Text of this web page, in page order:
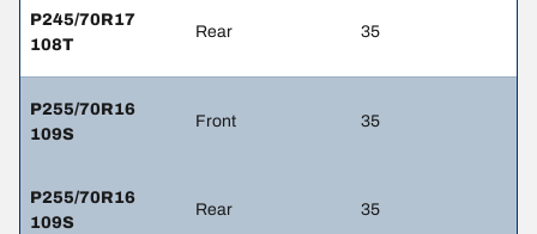
P245/70R17
108T
Rear 35
P255/70R16
109S
Front 35
P255/70R16
109S
Rear 35